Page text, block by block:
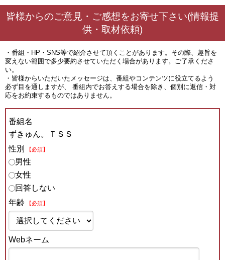
皆様からのご意見・ご感想をお寄せ下さい(情報提
供・取材依頼)
・番組・HP・SNS等で紹介させて頂くことがあります。その際、趣旨を
変えない範囲で多少要約させていただく場合があります。ご了承くださ
い。
・皆様からいただいたメッセージは、番組やコンテンツに役立てるよう
必ず目を通しますが、 番組内でお答えする場合を除き、個別に返信・対
応をお約束するものではありません。
番組名
ずきゅん。ＴＳＳ
性別
【必須】
男性
女性
回答しない
年齢
【必須】
Webネーム